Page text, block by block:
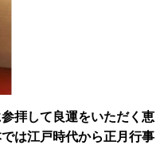
拝して良運をいただく恵
は江戸時代から正月行事